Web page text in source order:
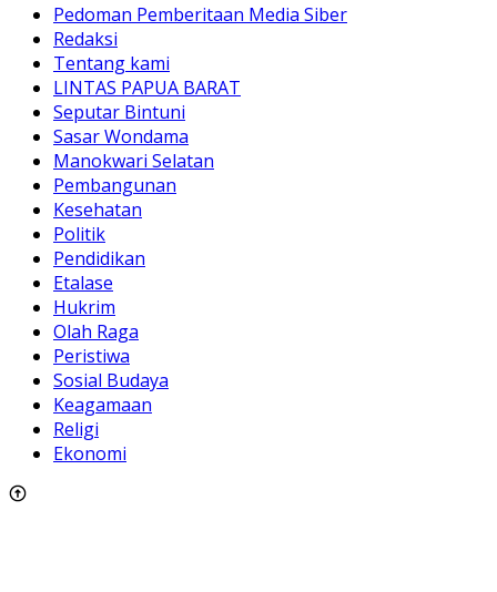
Pedoman Pemberitaan Media Siber
Redaksi
Tentang kami
LINTAS PAPUA BARAT
Seputar Bintuni
Sasar Wondama
Manokwari Selatan
Pembangunan
Kesehatan
Politik
Pendidikan
Etalase
Hukrim
Olah Raga
Peristiwa
Sosial Budaya
Keagamaan
Religi
Ekonomi